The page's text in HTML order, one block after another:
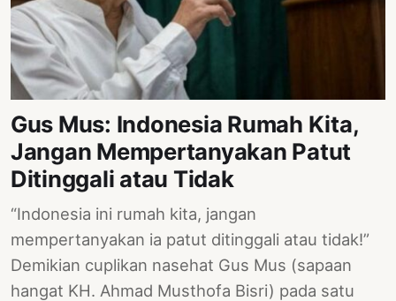
Gus Mus: Indonesia Rumah Kita,
Jangan Mempertanyakan Patut
Ditinggali atau Tidak
“Indonesia ini rumah kita, jangan
mempertanyakan ia patut ditinggali atau tidak!”
Demikian cuplikan nasehat Gus Mus (sapaan
hangat KH. Ahmad Musthofa Bisri) pada satu